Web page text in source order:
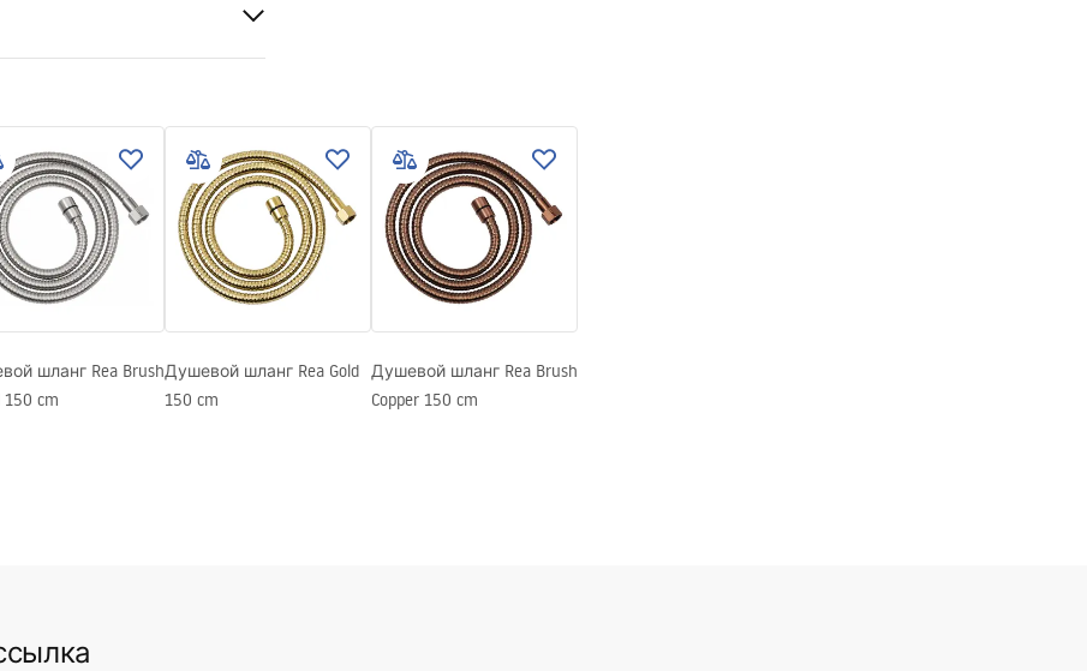
сталь, АБС
_24.pdf
шланг Rea Brush
150 cm
Душевой шланг Rea Gold
150 cm
Душевой шланг Rea Brush
Copper 150 cm